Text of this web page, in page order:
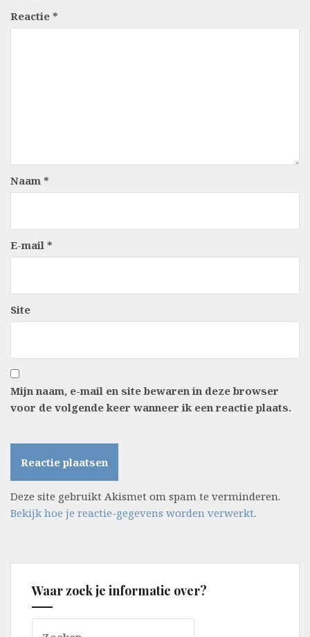
Reactie *
Naam *
E-mail *
Site
Mijn naam, e-mail en site bewaren in deze browser
voor de volgende keer wanneer ik een reactie plaats.
Deze site gebruikt Akismet om spam te verminderen.
Bekijk hoe je reactie-gegevens worden verwerkt.
Waar zoek je informatie over?